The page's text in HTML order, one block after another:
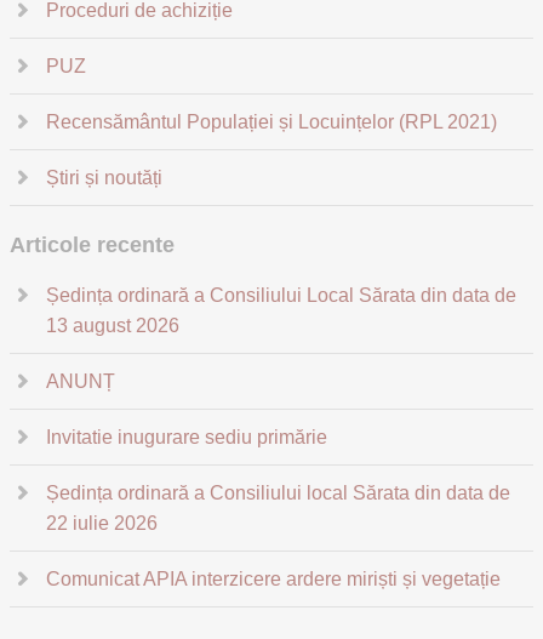
Proceduri de achiziție
PUZ
Recensământul Populației și Locuințelor (RPL 2021)
Știri și noutăți
Articole recente
Ședința ordinară a Consiliului Local Sărata din data de
13 august 2026
ANUNȚ
Invitatie inugurare sediu primărie
Ședința ordinară a Consiliului local Sărata din data de
22 iulie 2026
Comunicat APIA interzicere ardere miriști și vegetație